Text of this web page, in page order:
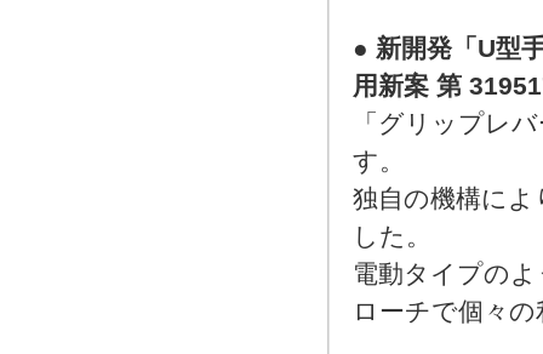
● 新開発「U型
用新案 第
「グリップレ
す。
独自の機構に
した。
電動タイプの
ローチで個々